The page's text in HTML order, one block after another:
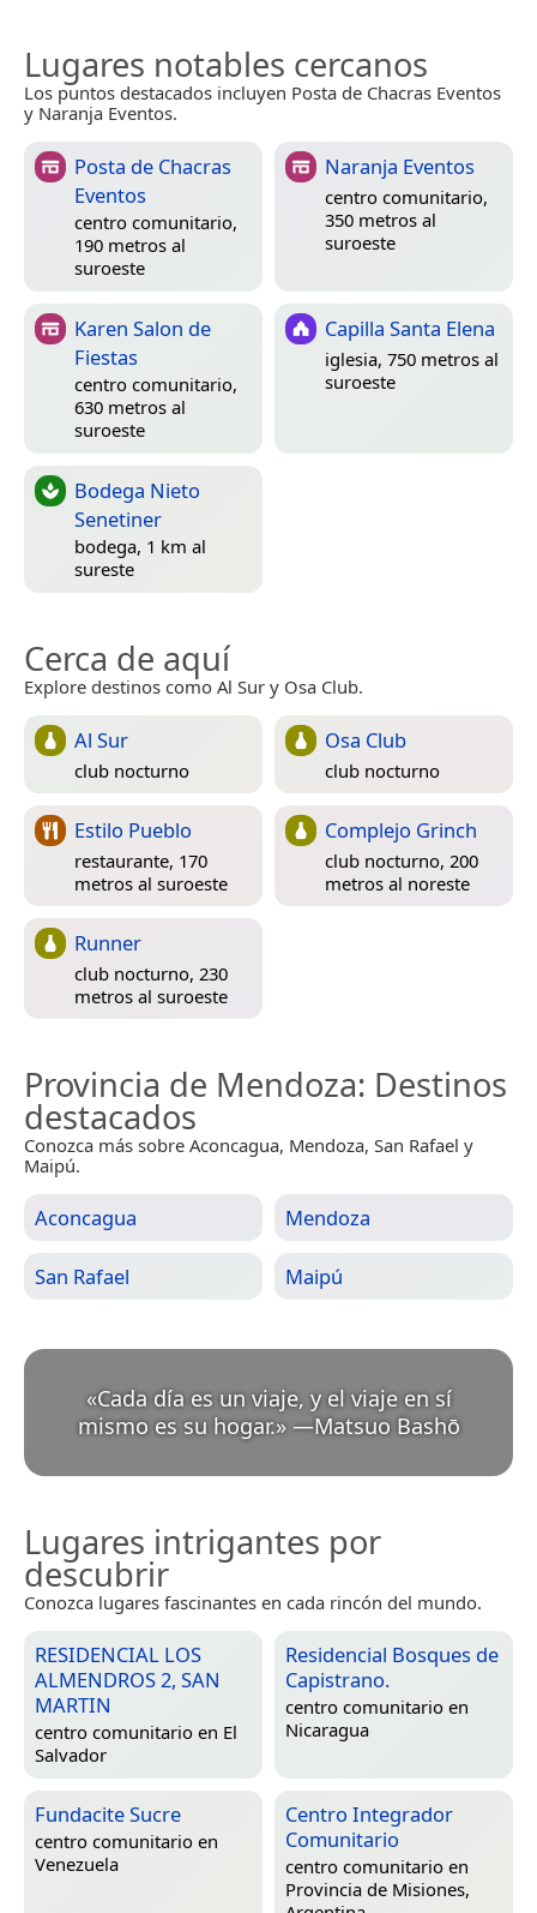
Lugares notables cercanos
Los puntos destacados incluyen Posta de Chacras Eventos
y Naranja Eventos.
Posta de Chacras
Eventos
centro comunitario,
190 metros al
suroeste
Naranja Eventos
centro comunitario,
350 metros al
suroeste
Karen Salon de
Fiestas
centro comunitario,
630 metros al
suroeste
Capilla Santa Elena
iglesia, 750 metros al
suroeste
Bodega Nieto
Senetiner
bodega, 1 km al
sureste
Cerca de aquí
Explore destinos como Al Sur y Osa Club.
Al Sur
club nocturno
Osa Club
club nocturno
Estilo Pueblo
restaurante, 170
metros al suroeste
Complejo Grinch
club nocturno, 200
metros al noreste
Runner
club nocturno, 230
metros al suroeste
Provincia de Mendoza: Destinos
destacados
Conozca más sobre Aconcagua, Mendoza, San Rafael y
Maipú.
Aconcagua Mendoza
San Rafael Maipú
«Cada día es un viaje, y el viaje en sí
mismo es su hogar.» —Matsuo Bashō
Lugares intrigantes por
descubrir
Conozca lugares fascinantes en cada rincón del mundo.
RESIDENCIAL LOS
ALMENDROS 2, SAN
MARTIN
centro comunitario en El
Salvador
Residencial Bosques de
Capistrano.
centro comunitario en
Nicaragua
Fundacite Sucre
centro comunitario en
Venezuela
Centro Integrador
Comunitario
centro comunitario en
Provincia de Misiones,